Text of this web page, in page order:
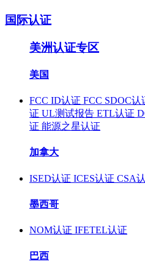
国际认证
美洲认证专区
美国
FCC ID认证 FCC SDOC认
证 UL测试报告 ETL认证
证 能源之星认证
加拿大
ISED认证 ICES认证 CSA
墨西哥
NOM认证 IFETEL认证
巴西